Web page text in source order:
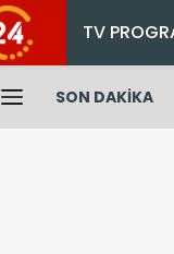
TV
SON DAKİKA